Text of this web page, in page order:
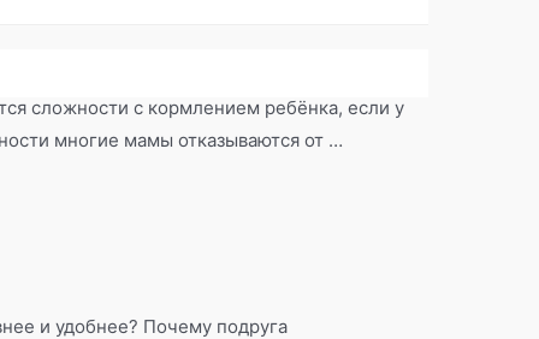
сложности с кормлением ребёнка, если у
многие мамы отказываются от …
и удобнее? Почему подруга